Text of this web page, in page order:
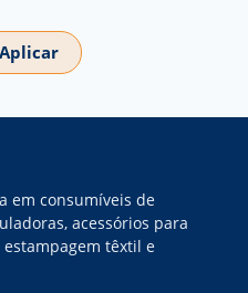
Aplicar
em consumíveis de
acessórios para
têxtil e